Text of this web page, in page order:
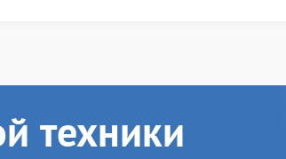
техники